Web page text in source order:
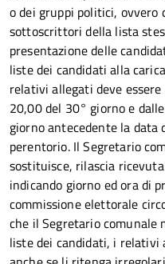
o dei gruppi politici, ovvero
sottoscrittori della lista
presentazione delle
liste dei candidati alla
relativi allegati deve
20,00 del 30° giorno e
giorno antecedente la
perentorio. Il Segretario
sostituisce, rilascia
indicando giorno ed ora di
commissione elettorale
che il Segretario
liste dei candidati, i relativi